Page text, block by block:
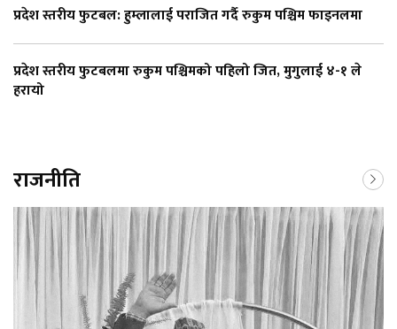
प्रदेश स्तरीय फुटबल: हुम्लालाई पराजित गर्दै रुकुम पश्चिम फाइनलमा
प्रदेश स्तरीय फुटबलमा रुकुम पश्चिमको पहिलो जित, मुगुलाई ४-१ ले
हरायो
राजनीति